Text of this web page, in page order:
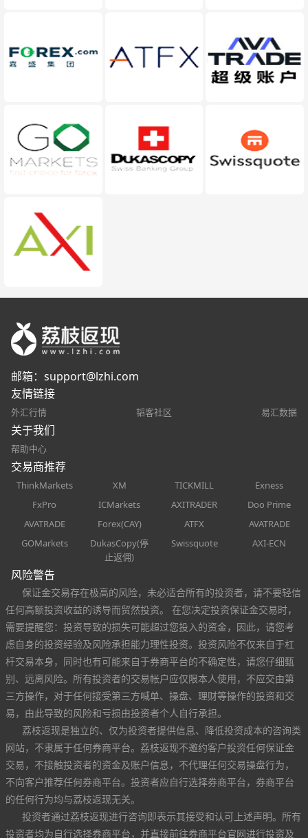
邮箱： support@lzhi.com
友情链接
外汇行情 韬客社区 易汇数据
关于我们
帮助中心
交易商推荐
ThinkMarkets XM TICKMILL
Exness
FxPro
ICMarkets AXITRADER
Doo Prime
AVATRADE
Forex(CAY) ATFX
AVATRADE
GOMarkets
DukasCopy(停
止返佣)
Swissquote AXI-ECN
风险警告
保证金交易存在极高的风险，未必适合所有的投资者，请不要轻信
任何高额投资收益的诱导而贸然投资。 在您决定投资保证金交易时，
需要提醒您：投资导致的损失可能超过您投入的资金，因此，请您考
虑自身的投资经验及风险承担能力理性投资。投资风险不仅来自于杠
杆交易本身，同时也有可能来自于券商平台的不确定性，请您仔细甄
别、远离风险。所有投资者的交易帐户应仅限本人使用，不应交由第
三方操作，对于任何接受第三方喊单、操盘、理财等操作的投资和交
易，由此导致的风险和亏损由投资者个人自行承担。
荔枝返现是独立的、仅为投资者提供信息、降低投资成本的咨询类
网站，不隶属于任何券商平台。荔枝返现不邀约客户投资任何保证金
交易，不接触投资者的资金及账户信息，不代理任何交易操盘行为，
不向客户推荐任何券商平台。投资者应自行选择券商平台，券商平台
的任何行为均与荔枝返现无关。
投资者通过荔枝返现进行咨询即表示其接受和认可上述声明。所有
投资者均为自行选择券商平台，并直接前往券商平台官网进行投资及